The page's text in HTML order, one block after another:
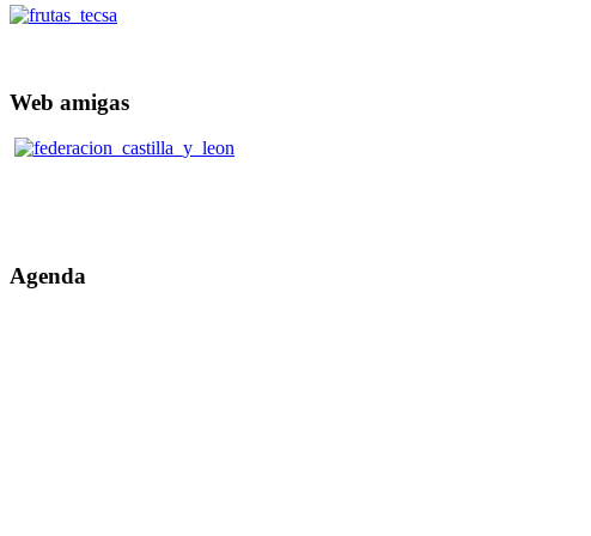
Web amigas
Agenda